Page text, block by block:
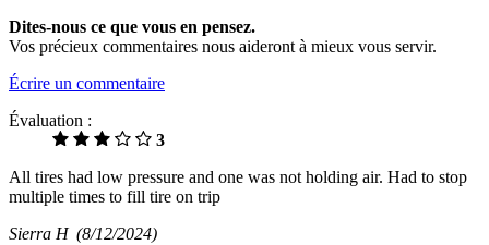
Dites-nous ce que vous en pensez.
Vos précieux commentaires nous aideront à mieux vous servir.
Écrire un commentaire
Évaluation :
3
All tires had low pressure and one was not holding air. Had to stop
multiple times to fill tire on trip
Sierra H (8/12/2024)